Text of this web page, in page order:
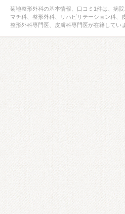
菊地整形外科の基本情報、口コミ1件は、病
マチ科、整形外科、リハビリテーション科、
整形外科専門医、皮膚科専門医が在籍してい